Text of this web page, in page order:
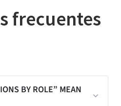
frecuentes
BY ROLE” MEAN